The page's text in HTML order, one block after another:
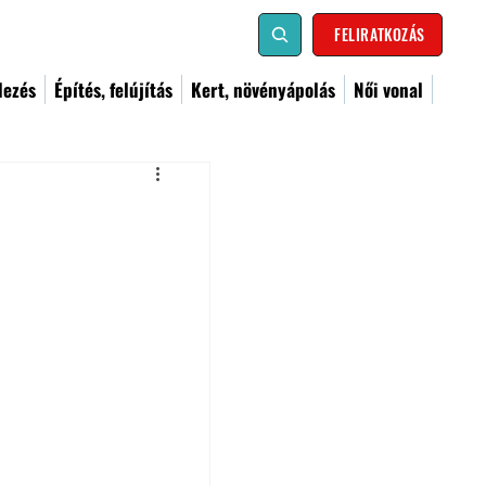
FELIRATKOZÁS
Építés, felújítás Kert, növényápolás
Női vonal